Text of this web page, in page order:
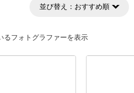
並び替え： おすすめ順
るフォトグラファーを表示